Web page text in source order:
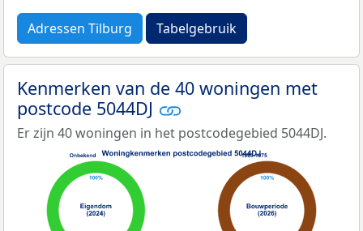
Adressen Tilburg Tabelgebruik
Kenmerken van de 40 woningen met
postcode 5044DJ
Er zijn 40 woningen in het postcodegebied 5044DJ.